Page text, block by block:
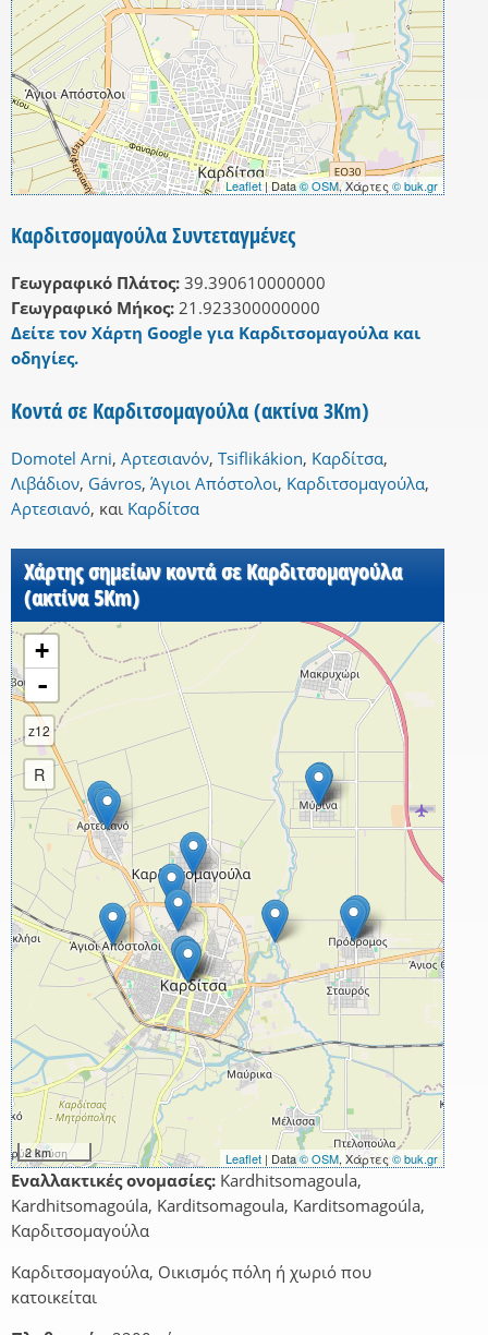
Leaflet| Data© OSM, Χάρτες© buk.gr
Καρδιτσομαγούλα Συντεταγμένες
Γεωγραφικό Πλάτος: 39.390610000000
Γεωγραφικό Μήκος: 21.923300000000
Δείτε τον Χάρτη Google για Καρδιτσομαγούλα και
οδηγίες.
Κοντά σε Καρδιτσομαγούλα (ακτίνα 3Km)
Domotel Arni, Αρτεσιανόν, Tsiflikákion, Καρδίτσα,
Λιβάδιον, Gávros, Άγιοι Απόστολοι, Καρδιτσομαγούλα,
Αρτεσιανό, και Καρδίτσα
Χάρτης σημείων κοντά σε Καρδιτσομαγούλα
(ακτίνα 5Km)
+
-
z12
R
2 km Leaflet | Data© OSM, Χάρτες © buk.gr
Εναλλακτικές ονομασίες: Kardhitsomagoula,
Kardhitsomagoúla, Karditsomagoula, Karditsomagoúla,
Καρδιτσομαγούλα
Καρδιτσομαγούλα, Οικισμός πόλη ή χωριό που
κατοικείται